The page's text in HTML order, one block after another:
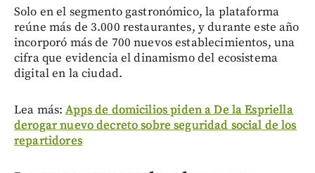
Solo en el segmento gastronómico, la plataforma
reúne más de 3.000 restaurantes, y durante este año
incorporó más de 700 nuevos establecimientos, una
cifra que evidencia el dinamismo del ecosistema
digital en la ciudad.
Lea más:Apps de domicilios piden a De la Espriella
derogar nuevo decreto sobre seguridad social de los
repartidores